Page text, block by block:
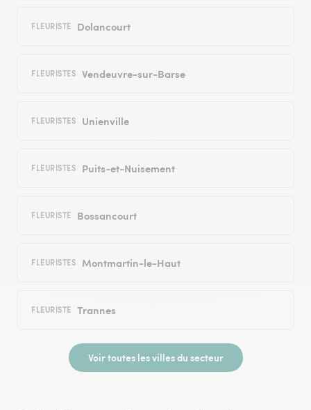
FLEURISTE Dolancourt
FLEURISTES Vendeuvre-sur-Barse
FLEURISTES Unienville
FLEURISTES Puits-et-Nuisement
FLEURISTE Bossancourt
FLEURISTES Montmartin-le-Haut
FLEURISTE Trannes
Voir toutes les villes du secteur